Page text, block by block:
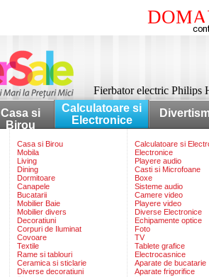
Fierbator electric
Casa si
Birou
Calculatoare si
Electronice
Casa si Birou
Mobila
Living
Dining
Dormitoare
Canapele
Bucatarii
Mobilier Baie
Mobilier divers
Decoratiuni
Corpuri de Iluminat
Covoare
Textile
Rame si tablouri
Ceramica si sticlarie
Diverse decoratiuni
Calculatoare si
Electronice
Playere audio
Casti si Microfoane
Boxe
Sisteme audio
Camere video
Playere video
Diverse Electronice
Echipamente optice
Foto
TV
Tablete grafice
Electrocasnice
Aparate de bucatarie
Aparate frigorifice